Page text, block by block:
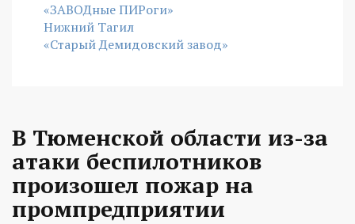
«ЗАВОДные ПИРоги»
Нижний Тагил
«Старый Демидовский завод»
В Тюменской области из-за
атаки беспилотников
произошел пожар на
промпредприятии